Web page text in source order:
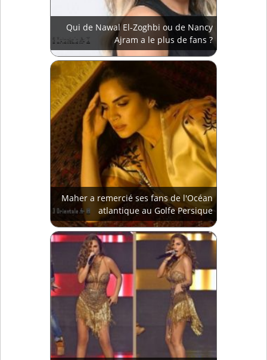
Qui de Nawal El-Zoghbi ou de Nancy
Ajram a le plus de fans ?
Maher a remercié ses fans de l'Océan
atlantique au Golfe Persique